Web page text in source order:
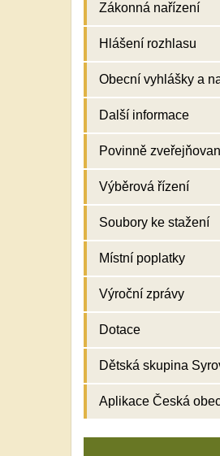
Zákonná nařízení
Hlášení rozhlasu
Obecní vyhlášky a
Další informace
Povinně
Výběrová řízení
Soubory ke stažení
Místní poplatky
Výroční zprávy
Dotace
Dětská skupina
Aplikace Česká